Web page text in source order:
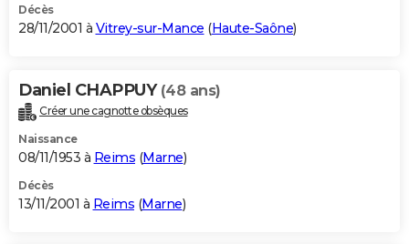
Décès
28/11/2001 à Vitrey-sur-Mance (Haute-Saône)
Daniel CHAPPUY (48 ans)
Créer une cagnotte obsèques
Naissance
08/11/1953 à Reims (Marne)
Décès
13/11/2001 à Reims (Marne)